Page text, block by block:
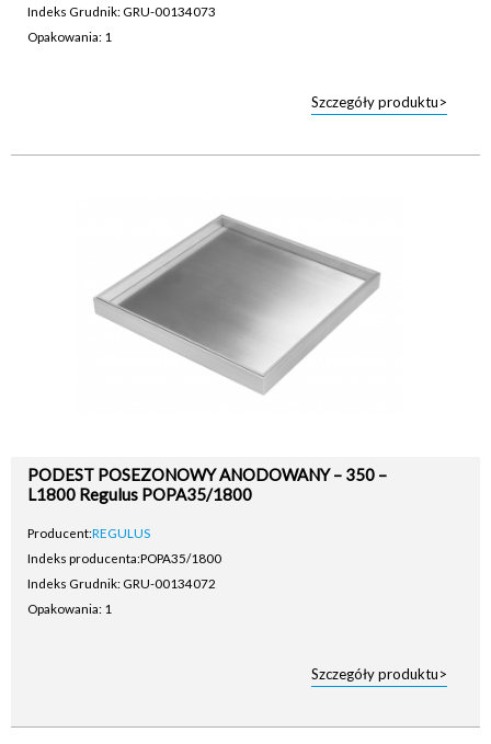
Indeks Grudnik: GRU-00134073
Opakowania: 1
Szczegóły produktu>
PODEST POSEZONOWY ANODOWANY – 350 –
L1800 Regulus POPA35/1800
Producent:REGULUS
Indeks producenta:POPA35/1800
Indeks Grudnik: GRU-00134072
Opakowania: 1
Szczegóły produktu>